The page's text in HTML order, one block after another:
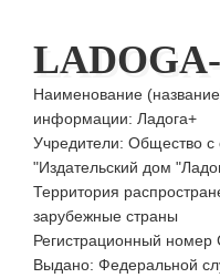
Наименование
информации: Ладога+
Учредители: Общество с
"Издательский дом
Территория
зарубежные страны
Регистрационный
Выдано: Федеральной